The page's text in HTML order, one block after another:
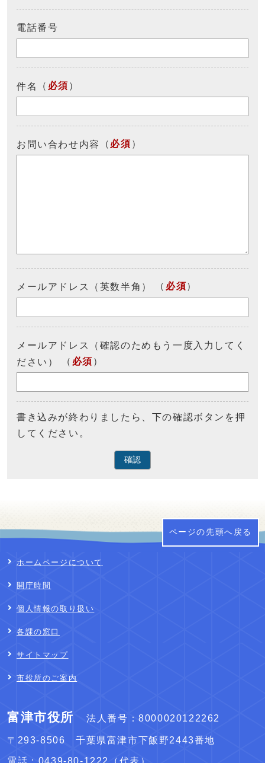
電話番号
件名 （ 必須 ）
お問い合わせ内容 （ 必須 ）
メールアドレス（英数半角） （ 必須）
メールアドレス（確認のためもう一度入力してく
ださい）
（ 必須 ）
書き込みが終わりましたら、下の確認ボタンを押
してください。
確認
ページの先頭へ戻る
ホームページについて
開庁時間
個人情報の取り扱い
各課の窓口
サイトマップ
市役所のご案内
富津市役所 法人番号：8000020122262
〒293-8506 千葉県富津市下飯野2443番地
電話： 0439-80-1222 （代表）